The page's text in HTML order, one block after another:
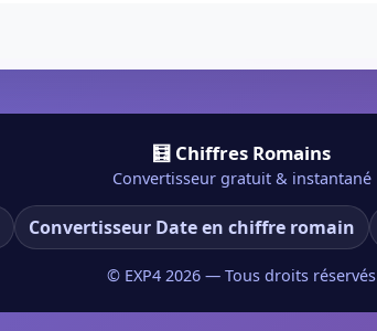
🧮 Chiffres Romains
Convertisseur gratuit & instantané
Convertisseur Date en chiffre romain
© EXP4 2026 — Tous droits réservés